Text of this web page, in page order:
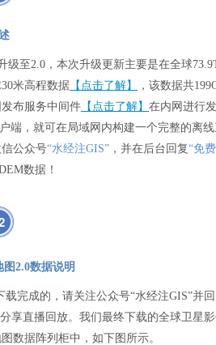
级至2.0，本次升级更新主要是在全球
米高程数据 【点击了解】
，该数据共
布服务中间件 【点击了解】 在内网进行发
端，就可在局域网内构建一个完整的离
公众号“水经注GIS” ，并在后台回复“免
数据！
2.0数据说明
完成的，请关注公众号“水经注GIS”并回
享直播回放。我们最终下载的全球卫星
数据阵列柜中，如下图所示。